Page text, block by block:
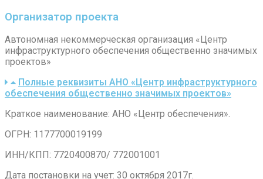
Организатор проекта
Автономная некоммерческая организация «Центр
инфраструктурного обеспечения общественно значимых
проектов»
Полные реквизиты АНО «Центр инфраструктурного
обеспечения общественно значимых проектов»
Краткое наименование: АНО «Центр обеспечения».
ОГРН: 1177700019199
ИНН/КПП: 7720400870/ 772001001
Дата постановки на учет: 30 октября 2017г.